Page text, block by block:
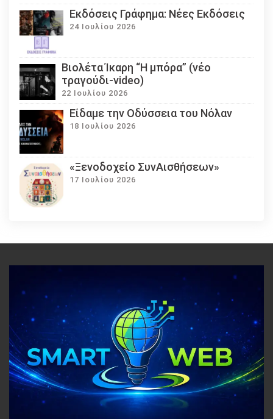
Εκδόσεις Γράφημα: Νέες Εκδόσεις
24 Ιουλίου 2026
Βιολέτα Ίκαρη “Η μπόρα” (νέο
τραγούδι-video)
22 Ιουλίου 2026
Eίδαμε την Οδύσσεια του Νόλαν
18 Ιουλίου 2026
«Ξενοδοχείο ΣυνΑισθήσεων»
17 Ιουλίου 2026